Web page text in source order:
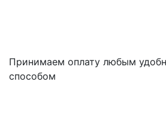
Принимаем оплату любым
способом